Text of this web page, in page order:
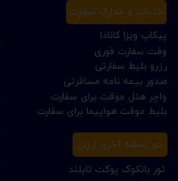
رزرو بلیط سفارتی
پیکاپ ویزا کانادا
بلیط موقت هواپیما برای سفارت
واچر هتل موقت برای سفارت
صدور بیمه نامه مسافرتی
تور بانکوک پوکت تایلند
خدمات و مدارک سفارت
تور لحظه آخری ارزان
وقت سفارت فوری